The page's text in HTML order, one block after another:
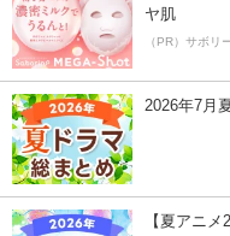
ヤ肌
（PR）サボリ
2026年7月
【夏アニ